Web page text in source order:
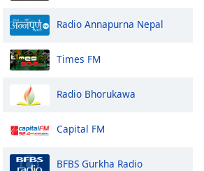
Radio Annapurna Nepal
Times FM
Radio Bhorukawa
Capital FM
BFBS Gurkha Radio